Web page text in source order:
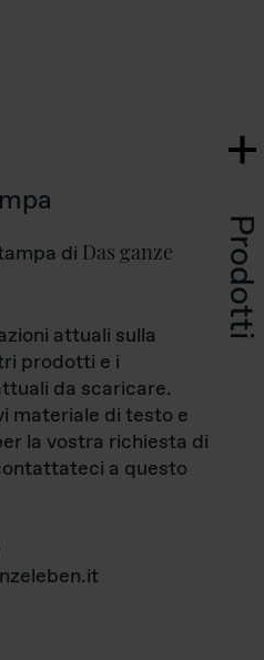
Prodotti
di Das ganze
attuali sulla
prodotti e i
da scaricare.
materiale di testo e
la vostra richiesta di
a questo